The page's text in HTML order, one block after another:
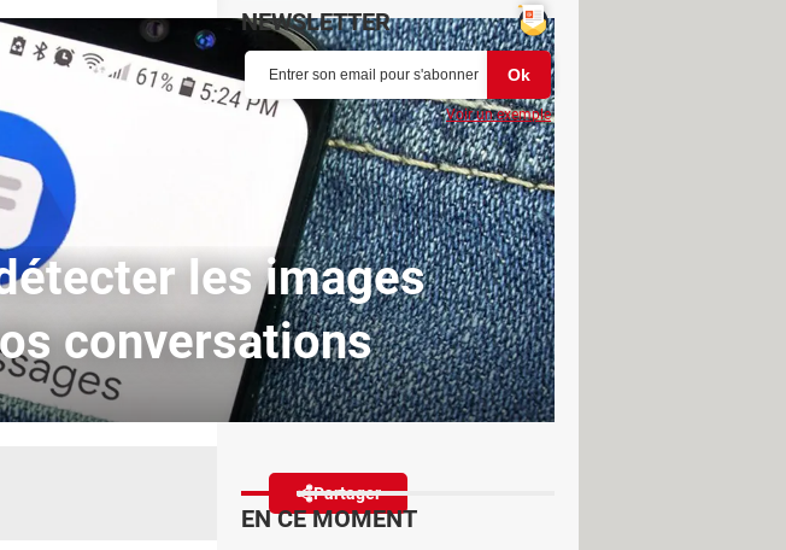
les images
conversations
Partager
NEWSLETTER
Voir un exemple
EN CE MOMENT